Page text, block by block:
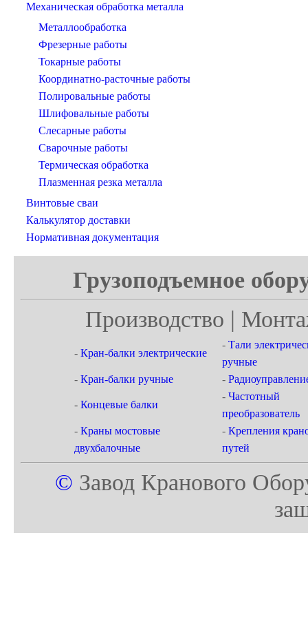
Механическая обработка металла
Металлообработка
Фрезерные работы
Токарные работы
Координатно-расточные работы
Полировальные работы
Шлифовальные работы
Слесарные работы
Сварочные работы
Термическая обработка
Плазменная резка металла
Винтовые сваи
Калькулятор доставки
Нормативная документация
Грузоподъемное
Производство |
- Кран-балки электрические
- Тали
ручные
- Кран-балки ручные -
- Концевые балки
- Частотный
преобразователь
- Краны мостовые
двухбалочные
- Крепления
путей
© Завод Кранового